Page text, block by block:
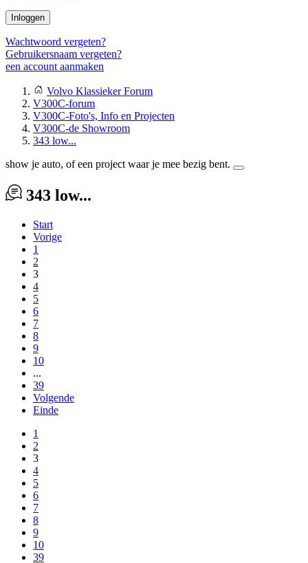
Inloggen
Wachtwoord vergeten?
Gebruikersnaam vergeten?
een account aanmaken
Volvo Klassieker Forum
V300C-forum
V300C-Foto's, Info en Projecten
V300C-de Showroom
343 low...
show je auto, of een project waar je mee bezig bent.
343 low...
Start
Vorige
1
2
3
4
5
6
7
8
9
10
...
39
Volgende
Einde
1
2
3
4
5
6
7
8
9
10
39